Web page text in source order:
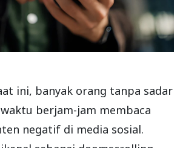
ini, banyak orang tanpa sadar
berjam-jam membaca
negatif di media sosial.